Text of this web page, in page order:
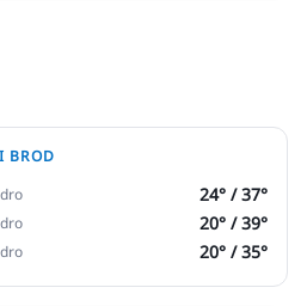
BROD
24° /37°
20° /39°
20° /35°